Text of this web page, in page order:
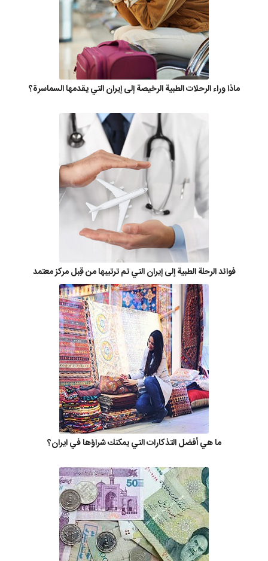
ماذا وراء الرحلات الطبية الرخيصة إلى إيران التي يقدمها السماسرة؟
فوائد الرحلة الطبية إلى إيران التي تم ترتيبها من قِبل مركز معتمد
ما هي أفضل التذكارات التي يمكنك شراؤها في ايران؟